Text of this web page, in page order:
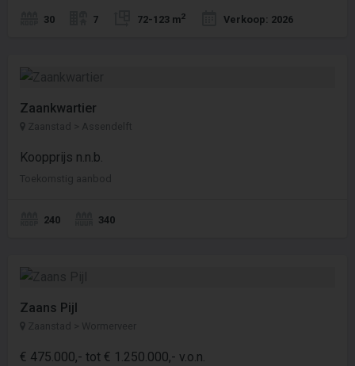
30 7 72-123 m2 Verkoop: 2026
Zaankwartier
Zaanstad > Assendelft
Koopprijs n.n.b.
Toekomstig aanbod
240 340
Zaans Pijl
Zaanstad > Wormerveer
€ 475.000,- tot € 1.250.000,- v.o.n.